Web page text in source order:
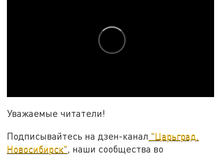
Уважаемые читатели!
Подписывайтесь на дзен-канал "Царьград.
Новосибирск" , наши сообщества во